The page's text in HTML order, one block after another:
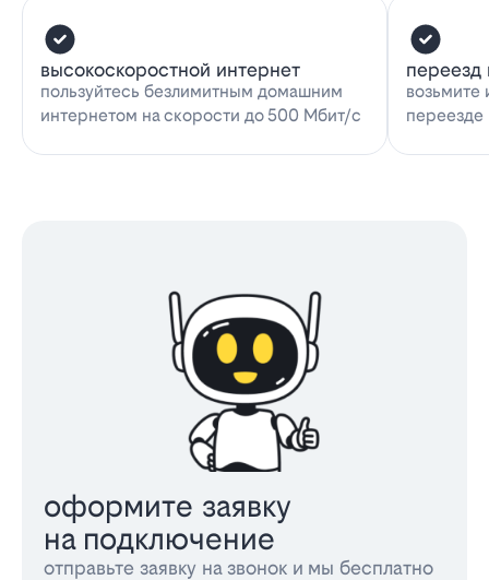
высокоскоростной интернет
пользуйтесь безлимитным домашним
интернетом на скорости до 500 Мбит/с
переезд
возьмите
переезде
оформите заявку
на подключение
отправьте заявку на звонок и мы бесплатно